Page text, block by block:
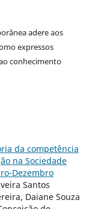
adere aos
expressos
conhecimento
da competência
na Sociedade
Dezembro
Santos
Daiane Souza